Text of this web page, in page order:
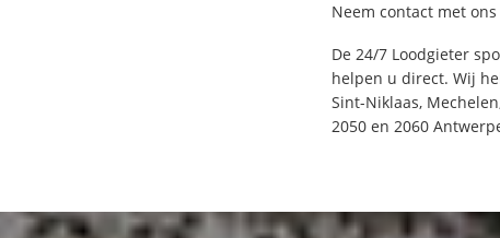
Neem contact met
De 24/7 Loodgieter
helpen u direct. Wij
Sint-Niklaas,
2050 en 2060